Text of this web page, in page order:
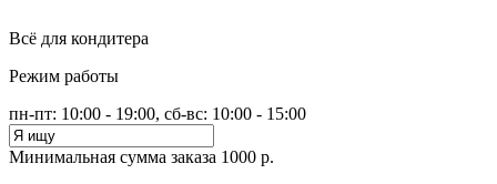
Всё для кондитера
Режим работы
пн-пт: 10:00 - 19:00, сб-вс: 10:00 - 15:00
Минимальная сумма заказа 1000 р.